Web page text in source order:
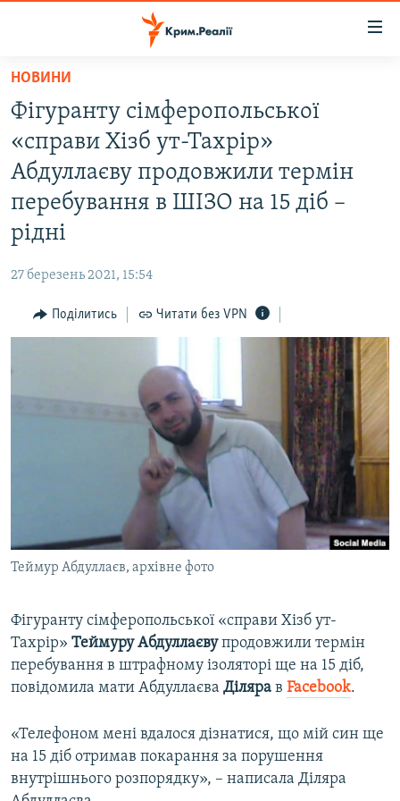
Перейти
основного
матеріалу
Перейти
до
основної
навігації
Перейти
до
ВОДА.КРИМ
ВІДЕО ТА ФОТО
ПОЛІТИКА
БЛОГИ
ІНТЕРВ'Ю
ВСЕ ЗА ДЕНЬ
ВІДЕОУРОКИ «ELIFBE»
УКРАЇНСЬКА ПРОБЛЕМА КРИМУ
ЯК ОБІЙТИ БЛОКУВАННЯ
НОВИНИ
Фігуранту сімферопольської
«справи Хізб ут-Тахрір»
Абдуллаєву продовжили термін
перебування в ШІЗО на 15 діб –
рідні
27 березень 2021, 15:54
Поділитись Читати без VPN
Теймур Абдуллаєв, архівне фото
Фігуранту сімферопольської «справи Хізб ут-
Тахрір» Теймуру Абдуллаєвупродовжили термін
перебування в штрафному ізоляторі ще на 15 діб,
повідомила мати Абдуллаєва Діляра в​ Facebook.
«Телефоном мені вдалося дізнатися, що мій син ще
на 15 діб отримав покарання за порушення
внутрішнього розпорядку», – написала Діляра